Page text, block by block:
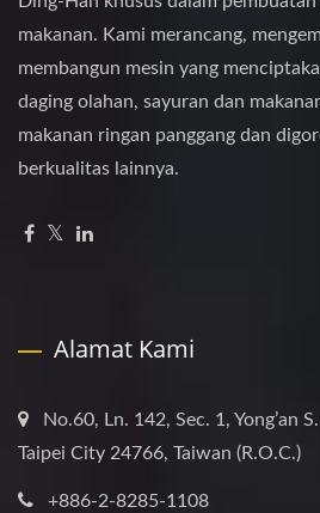
makanan. Kami merancang,
membangun mesin yang
daging olahan, sayuran dan
makanan ringan panggang dan
berkualitas lainnya.
Alamat Kami
No.60, Ln. 142, Sec. 1, Yong’an
Taipei City 24766, Taiwan (R.O.C.)
+886-2-8285-1108